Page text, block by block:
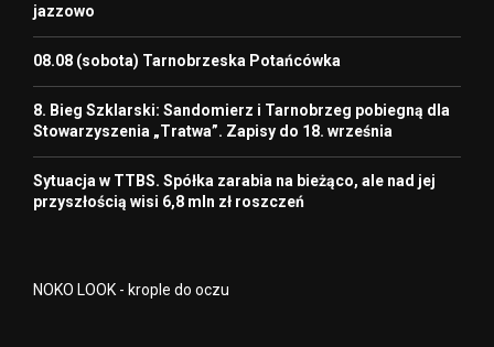
jazzowo
08.08 (sobota) Tarnobrzeska Potańcówka
8. Bieg Szklarski: Sandomierz i Tarnobrzeg pobiegną dla
Stowarzyszenia „Tratwa”. Zapisy do 18. września
Sytuacja w TTBS. Spółka zarabia na bieżąco, ale nad jej
przyszłością wisi 6,8 mln zł roszczeń
NOKO LOOK - krople do oczu